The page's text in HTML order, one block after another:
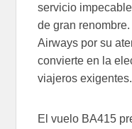
servicio
de gran
Airways por su
convierte en la
viajeros exigentes.
El vuelo BA415